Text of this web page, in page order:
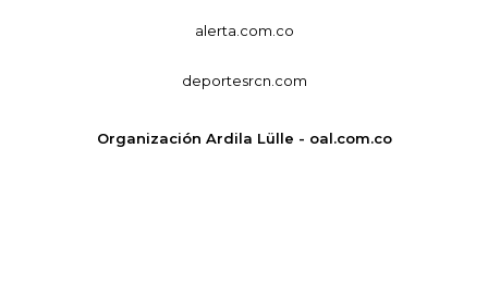
alerta.com.co
deportesrcn.com
Organización Ardila Lülle - oal.com.co